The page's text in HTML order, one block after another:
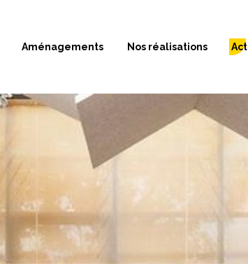
Aménagements Nos réalisations